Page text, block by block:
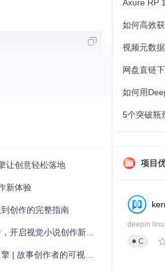
让创意轻松落地
新体验
创作的完整指南
启视觉小说创作新纪元
的可视化互动叙事解决方案
视频元数
网盘直链
项目
deepin
C